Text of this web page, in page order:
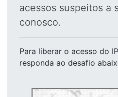
acessos suspeitos a
conosco.
Para liberar o acesso do IP
responda ao desafio